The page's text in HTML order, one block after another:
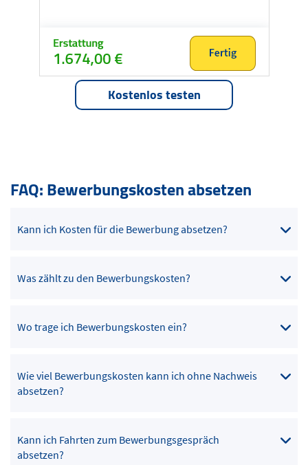
Kostenlos testen
FAQ: Bewerbungskosten absetzen
Kann ich Kosten für die Bewerbung absetzen?
Was zählt zu den Bewerbungskosten?
Wo trage ich Bewerbungskosten ein?
Wie viel Bewerbungskosten kann ich ohne Nachweis
absetzen?
Kann ich Fahrten zum Bewerbungsgespräch
absetzen?